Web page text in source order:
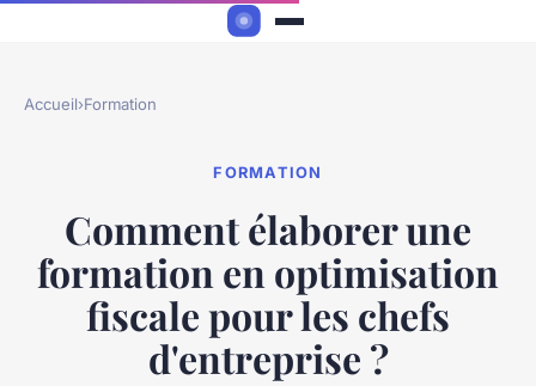
Accueil›Formation
FORMATION
Comment élaborer une
formation en optimisation
fiscale pour les chefs
d'entreprise ?